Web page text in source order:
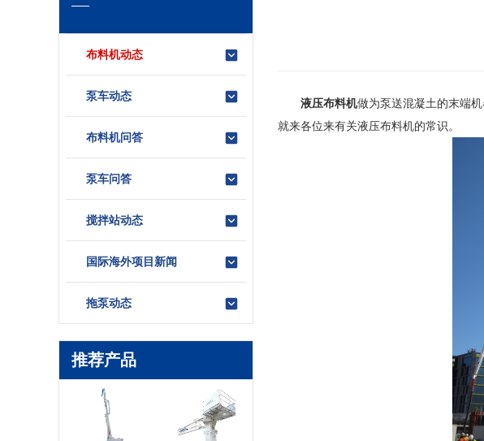
布料机动态
泵车动态
布料机问答
泵车问答
搅拌站动态
国际海外项目新闻
拖泵动态
推荐产品
液压布料机做为泵送混凝土的末端
就来各位来有关液压布料机的常识。